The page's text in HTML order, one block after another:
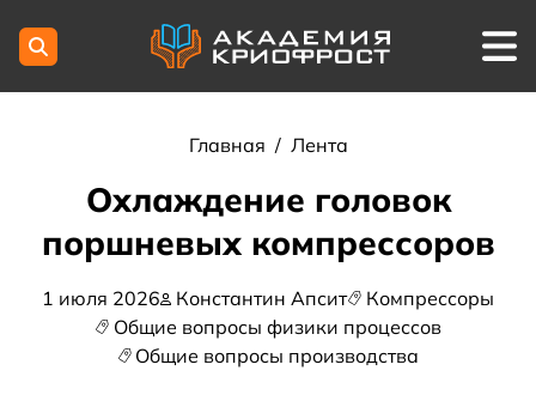
Главная / Лента
Охлаждение головок
поршневых компрессоров
1 июля 2026 Константин Апсит
Компрессоры
Общие вопросы физики процессов
Общие вопросы производства